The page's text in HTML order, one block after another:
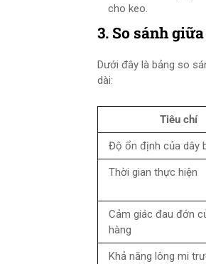
cho keo.
3. So sánh
Dưới đây là bảng so
dài:
Tiêu chí
Độ ổn định của dây
Thời gian thực hiện
Cảm giác đau đớn
hàng
Khả năng lông mi